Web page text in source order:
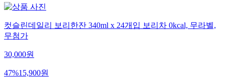
컷슬린데일리 보리한잔 340ml x 24개입 보리차 0kcal, 무라벨,
무첨가
30,000원
47%15,900원